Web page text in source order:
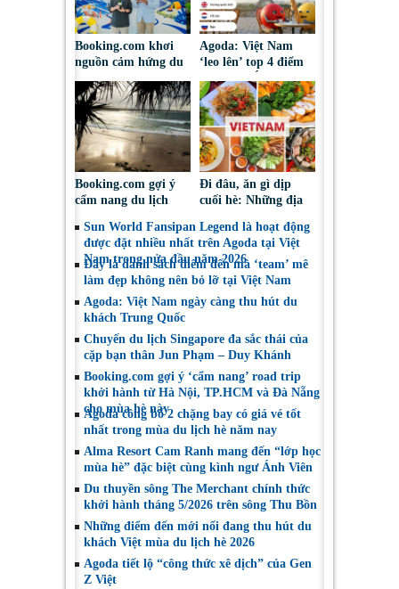
Booking.com khơi
nguồn cảm hứng du
lịch hè thông
qua trải nghiệm pop-
up cà phê
Agoda: Việt Nam
‘leo lên’ top 4 điểm
đến châu Á được du
khách châu Âu tìm
kiếm hè 2026
Booking.com gợi ý
cẩm nang du lịch
lợi ích cho cộng đồng
địa phương
Đi đâu, ăn gì dịp
cuối hè: Những địa
Việt tìm kiếm nhiều
nhất trên Agoda
Sun World Fansipan Legend là hoạt động
được đặt nhiều nhất trên Agoda tại Việt
Nam trong nửa đầu năm 2026
Đây là danh sách điểm đến mà ‘team’ mê
làm đẹp không nên bỏ lỡ tại Việt Nam
Agoda: Việt Nam ngày càng thu hút du
khách Trung Quốc
Chuyến du lịch Singapore đa sắc thái của
cặp bạn thân Jun Phạm – Duy Khánh
Booking.com gợi ý ‘cẩm nang’ road trip
khởi hành từ Hà Nội, TP.HCM và Đà Nẵng
cho mùa hè này
Agoda công bố 2 chặng bay có giá vé tốt
nhất trong mùa du lịch hè năm nay
Alma Resort Cam Ranh mang đến “lớp học
mùa hè” đặc biệt cùng kình ngư Ánh Viên
Du thuyền sông The Merchant chính thức
khởi hành tháng 5/2026 trên sông Thu Bồn
Những điểm đến mới nổi đang thu hút du
khách Việt mùa du lịch hè 2026
Agoda tiết lộ “công thức xê dịch” của Gen
Z Việt